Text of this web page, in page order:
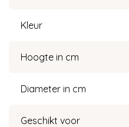
Kleur
Hoogte in cm
Diameter in cm
Geschikt voor